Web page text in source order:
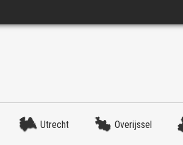
Utrecht Overijssel